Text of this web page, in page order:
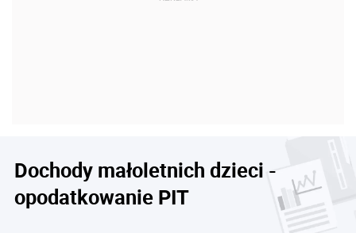
Dochody małoletnich dzieci -
opodatkowanie PIT